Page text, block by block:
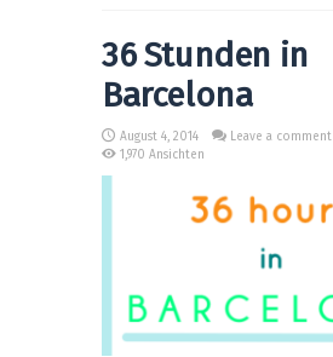
36 Stunden in
Barcelona
August 4, 2014
Leave a comment
1,970 Ansichten